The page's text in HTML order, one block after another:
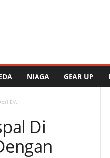
NIAGA GEAR UP
EV...
Di